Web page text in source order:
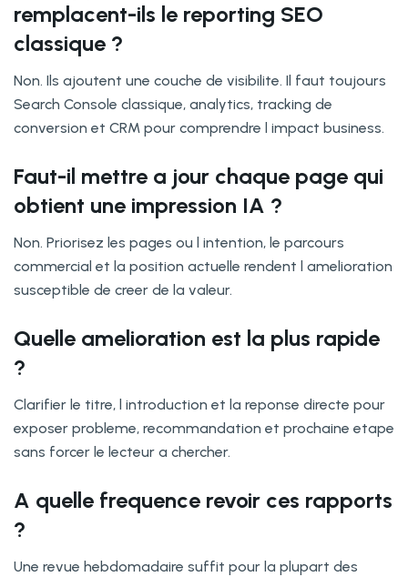
remplacent-ils le reporting SEO
classique ?
Non. Ils ajoutent une couche de visibilite. Il faut toujours
Search Console classique, analytics, tracking de
conversion et CRM pour comprendre l impact business.
Faut-il mettre a jour chaque page qui
obtient une impression IA ?
Non. Priorisez les pages ou l intention, le parcours
commercial et la position actuelle rendent l amelioration
susceptible de creer de la valeur.
Quelle amelioration est la plus rapide
?
Clarifier le titre, l introduction et la reponse directe pour
exposer probleme, recommandation et prochaine etape
sans forcer le lecteur a chercher.
A quelle frequence revoir ces rapports
?
Une revue hebdomadaire suffit pour la plupart des